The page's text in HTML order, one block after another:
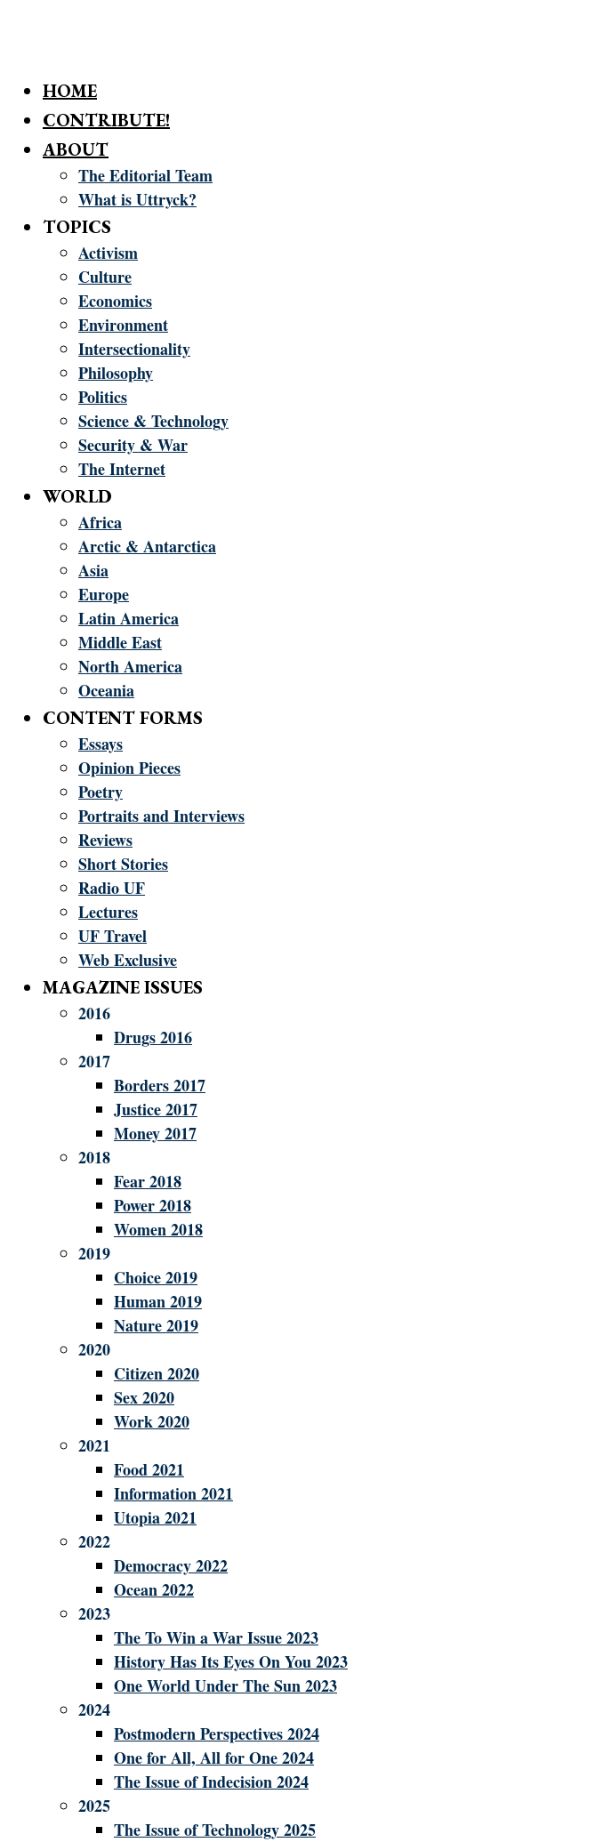
HOME
CONTRIBUTE!
ABOUT
The Editorial Team
What is Uttryck?
TOPICS
Activism
Culture
Economics
Environment
Intersectionality
Philosophy
Politics
Science & Technology
Security & War
The Internet
WORLD
Africa
Arctic & Antarctica
Asia
Europe
Latin America
Middle East
North America
Oceania
CONTENT FORMS
Essays
Opinion Pieces
Poetry
Portraits and Interviews
Reviews
Short Stories
Radio UF
Lectures
UF Travel
Web Exclusive
MAGAZINE ISSUES
2016
Drugs 2016
2017
Borders 2017
Justice 2017
Money 2017
2018
Fear 2018
Power 2018
Women 2018
2019
Choice 2019
Human 2019
Nature 2019
2020
Citizen 2020
Sex 2020
Work 2020
2021
Food 2021
Information 2021
Utopia 2021
2022
Democracy 2022
Ocean 2022
2023
The To Win a War Issue 2023
History Has Its Eyes On You 2023
One World Under The Sun 2023
2024
Postmodern Perspectives 2024
One for All, All for One 2024
The Issue of Indecision 2024
2025
The Issue of Technology 2025